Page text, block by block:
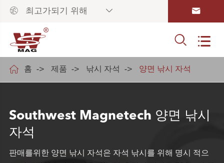
 최고가되기 위해  
 
 홈 제품 낚시 자석 양면 낚시 자석
Southwest Magnetech 양면 낚시
자석
판매를위한 양면 낚시 자석은 자석 낚시를 위해 명시 적으